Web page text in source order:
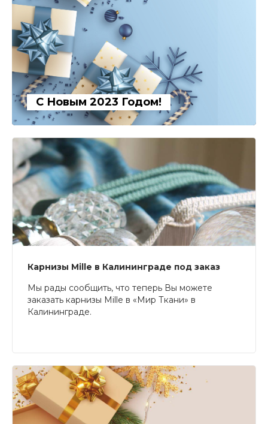
С Новым 2023 Годом!
Карнизы Mille в Калининграде под заказ
Мы рады сообщить, что теперь Вы можете
заказать карнизы Mille в «Мир Ткани» в
Калининграде.